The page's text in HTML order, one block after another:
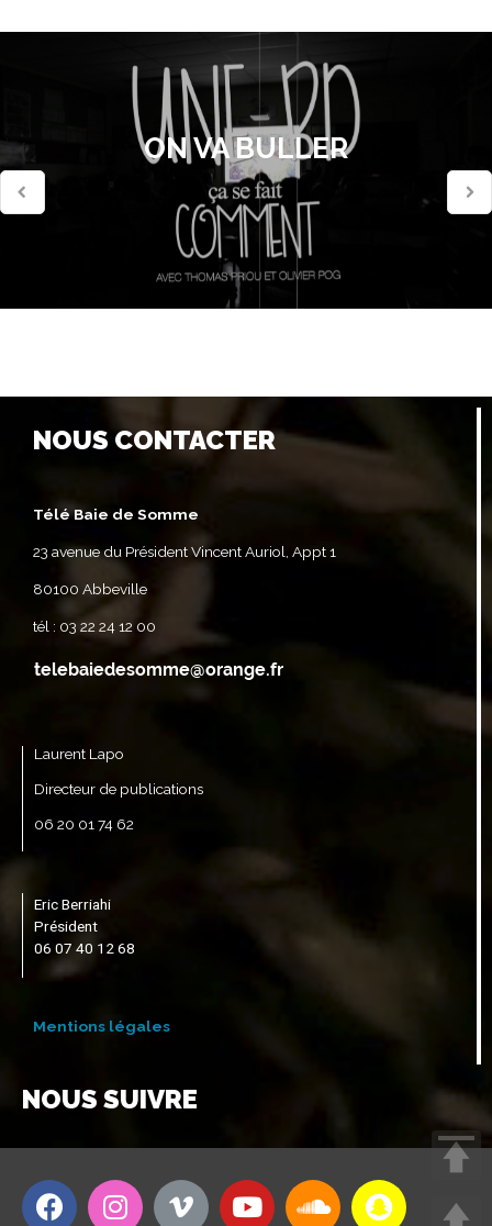
ON VA BULLER
NOUS CONTACTER
Télé Baie de Somme
23 avenue du Président Vincent Auriol, Appt 1
80100 Abbeville
tél : 03 22 24 12 00
Laurent Lapo
Directeur de publications
06 20 01 74 62
Eric Berriahi
Président
06 07 40 12 68
Mentions légales
NOUS SUIVRE